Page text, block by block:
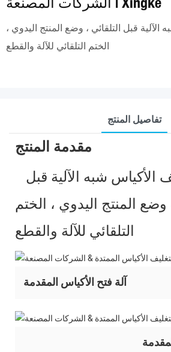
الآلية قبل التلقائي ، وضع المنتج اليدوي ،
الختم التلقائي للآلة والقطع
تفاصيل المنتج
مقدمة المنتج
وضع المنتج اليدوي ، الختم
التلقائي للآلة والقطع
آلة فتح الأكياس المقدمة